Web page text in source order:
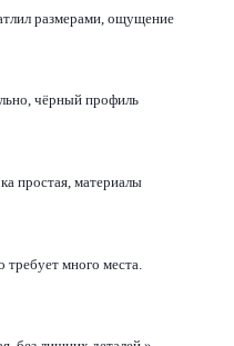
размерами, ощущение
чёрный профиль
простая, материалы
много места.